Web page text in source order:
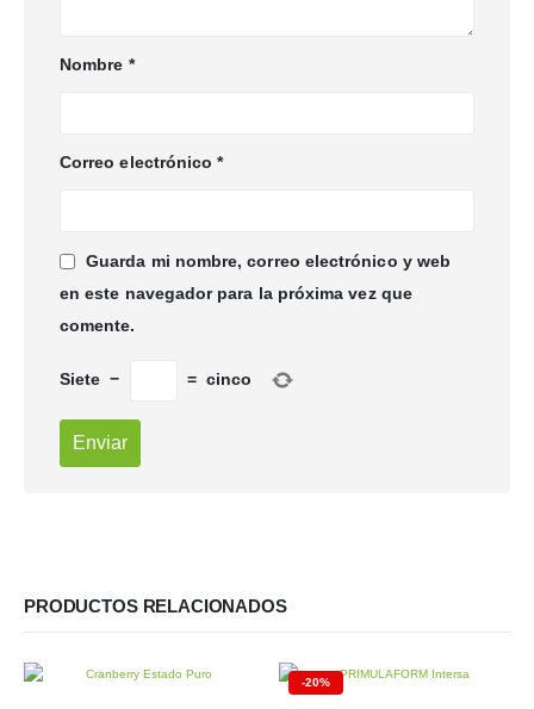
Nombre *
Correo electrónico*
Guarda mi nombre, correo electrónico y web
en este navegador para la próxima vez que
comente.
Siete − = cinco
PRODUCTOS RELACIONADOS
-20%